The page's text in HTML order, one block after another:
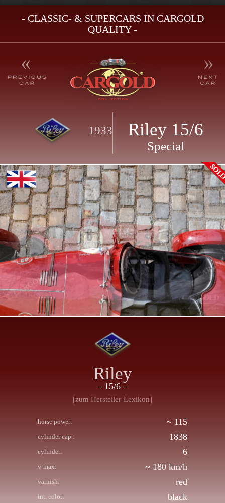
- CLASSIC- & SUPERCARS IN CARGOLD
QUALITY -
1933 Riley 15/6
Special
Riley
– 15/6 –
[zum Hersteller-Lexikon]
horse power: ~ 115
cylinder cap.: 1838
cylinder: 6
v-max: ~ 180 km/h
varnish: red
int. color: black